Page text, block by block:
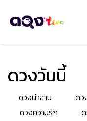
ดวงวันนี้
ดวงน่าอ่าน ดว
ดวงความรัก